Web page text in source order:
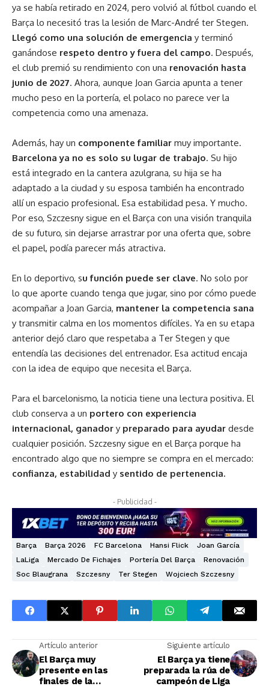
ya se había retirado en 2024, pero volvió al fútbol cuando el
Barça lo necesitó tras la lesión de Marc-André ter Stegen.
Llegó como una solución de emergencia y terminó
ganándose respeto dentro y fuera del campo. Después,
el club premió su rendimiento con una renovación hasta
junio de 2027. Ahora, aunque Joan Garcia apunta a tener
mucho peso en la portería, el polaco no parece ver la
competencia como una amenaza.
Además, hay un componente familiar muy importante.
Barcelona ya no es solo su lugar de trabajo. Su hijo
está integrado en la cantera azulgrana, su hija se ha
adaptado a la ciudad y su esposa también ha encontrado
allí un espacio profesional. Esa estabilidad pesa. Y mucho.
Por eso, Szczesny sigue en el Barça con una visión tranquila
de su futuro, sin dejarse arrastrar por una oferta que, sobre
el papel, podía parecer más atractiva.
En lo deportivo, su función puede ser clave. No solo por
lo que aporte cuando tenga que jugar, sino por cómo puede
acompañar a Joan Garcia, mantener la competencia sana
y transmitir calma en los momentos difíciles. Ya en su etapa
anterior dejó claro que respetaba a Ter Stegen y que
entendía las decisiones del entrenador. Esa actitud encaja
con la idea de equipo que necesita el Barça.
Para el barcelonismo, la noticia tiene una lectura positiva. El
club conserva a un portero con experiencia
internacional, ganador y preparado para ayudar desde
cualquier posición. Szczesny sigue en el Barça porque ha
encontrado algo que no siempre se compra en el mercado:
confianza, estabilidad y sentido de pertenencia.
- Publicidad -
Barça Barça 2026 FC Barcelona Hansi Flick
Joan García
LaLiga
Mercado De Fichajes Portería Del Barça
Renovación
Soc Blaugrana
Szczesny Ter Stegen Wojciech Szczesny
Artículo anterior
El Barça muy
presente en las
finales de la
Siguiente artículo
El Barça ya tiene
preparada la rúa de
campeón de Liga